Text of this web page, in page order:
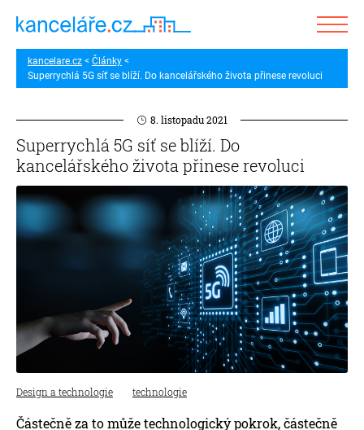
kancelare.cz
Články
Superrychlá 5G síť se blíží. Do kancelářského života přinese revoluci
8. listopadu 2021
Superrychlá 5G síť se blíží. Do
kancelářského života přinese revoluci
Design a technologie technologie
Částečně za to může technologický pokrok, částečně